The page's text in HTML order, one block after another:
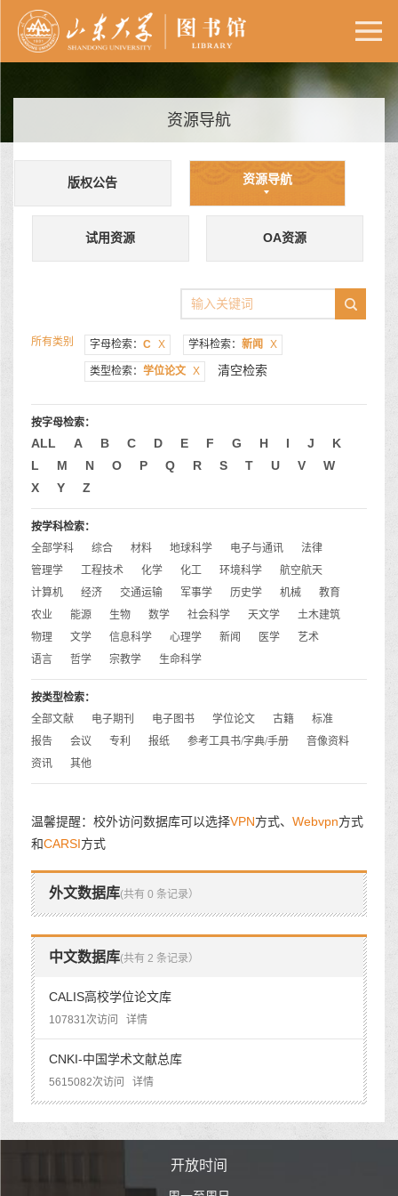
资源导航
版权公告 资源导航
试用资源 OA资源
所有类别 字母检索： C X 学科检索： 新闻 X
类型检索： 学位论文 X 清空检索
按字母检索：
ALL A B C D E F G H I J
K
L
M N O P Q R S T U V
W
X
Y Z
按学科检索：
全部学科
综合 材料 地球科学 电子与通讯
法律
管理学
工程技术 化学 化工 环境科学
航空航天
计算机
经济 交通运输 军事学 历史学 机械
教育
农业
能源 生物 数学 社会科学 天文学
土木建筑
物理
文学 信息科学 心理学 新闻 医学
艺术
语言
哲学 宗教学 生命科学
按类型检索：
全部文献
电子期刊 电子图书 学位论文 古籍
标准
报告
会议 专利 报纸 参考工具书/字典/手册
音像资料
资讯
其他
温馨提醒：校外访问数据库可以选择VPN方式、 Webvpn方式
和CARSI方式
外文数据库(共有 0 条记录）
中文数据库(共有 2 条记录）
CALIS高校学位论文库
107831次访问 详情
CNKI-中国学术文献总库
5615082次访问 详情
开放时间